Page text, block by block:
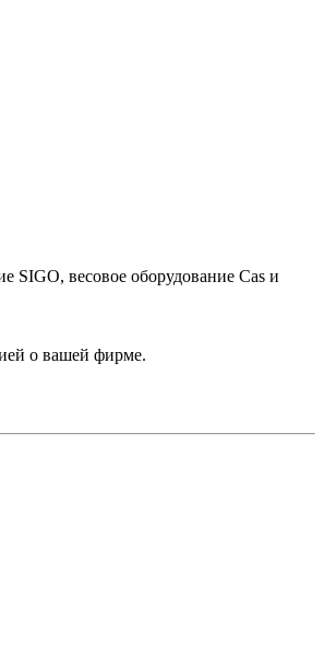
SIGO, весовое оборудование Cas и
о вашей фирме.